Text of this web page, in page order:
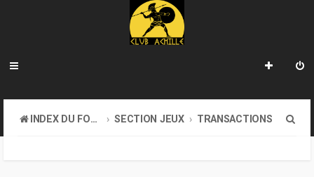
INDEX DU FORUM SECTION JEUX TRANSACTIONS